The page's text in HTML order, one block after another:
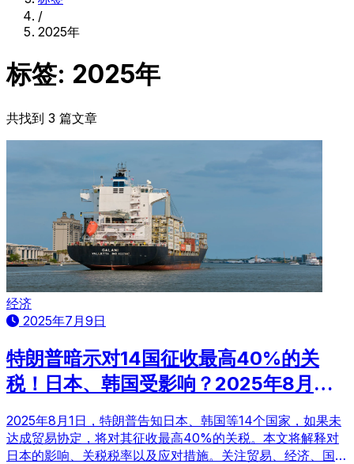
/
2025年
标签: 2025年
共找到 3 篇文章
经济
2025年7月9日
特朗普暗示对14国征收最高40%的关
税！日本、韩国受影响？2025年8月生
2025年8月1日，特朗普告知日本、韩国等14个国家，如果未
达成贸易协定，将对其征收最高40%的关税。本文将解释对
日本的影响、关税税率以及应对措施。关注贸易、经济、国际